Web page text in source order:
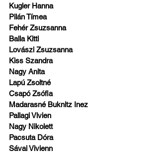
Kugler Hanna
Pilán Tímea
Fehér Zsuzsanna
Balla Kitti
Lovászi Zsuzsanna
Kiss Szandra
Nagy Anita
Lapú Zsoltné
Csapó Zsófia
Madarasné Buknitz Inez
Pallagi Vivien
Nagy Nikolett
Pacsuta Dóra
Sávai Vivienn